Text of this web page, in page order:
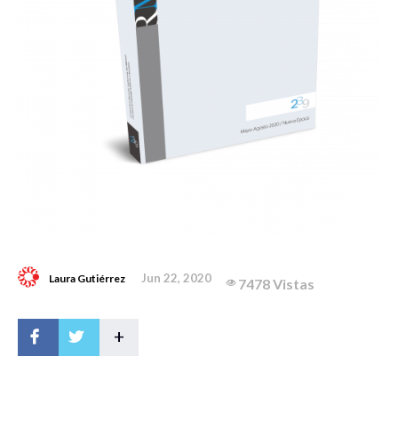
Laura Gutiérrez Jun 22, 2020 7478 Vistas
+